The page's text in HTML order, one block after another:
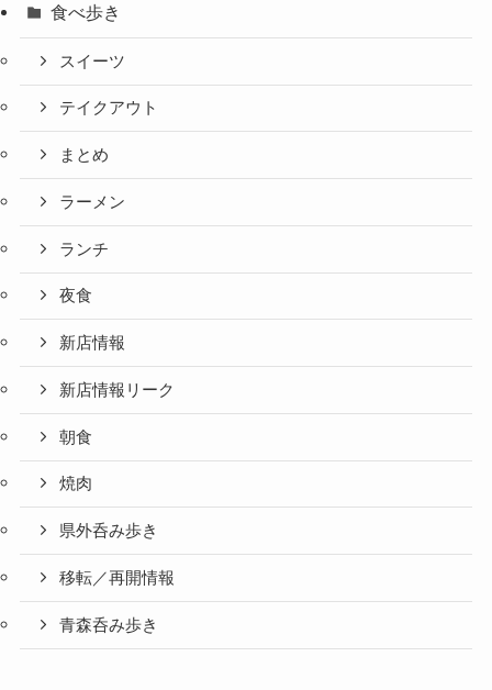
食べ歩き
スイーツ
テイクアウト
まとめ
ラーメン
ランチ
夜食
新店情報
新店情報リーク
朝食
焼肉
県外呑み歩き
移転／再開情報
青森呑み歩き